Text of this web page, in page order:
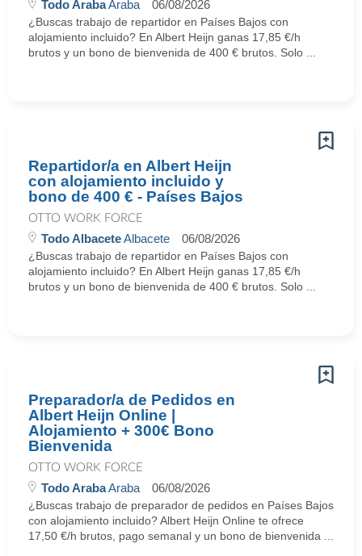
Todo ArabaAraba 06/08/2026
¿Buscas trabajo de repartidor en Países Bajos con
alojamiento incluido? En Albert Heijn ganas 17,85 €/h
brutos y un bono de bienvenida de 400 € brutos. Solo ...
Repartidor/a en Albert Heijn
con alojamiento incluido y
bono de 400 € - Países Bajos
OTTO WORK FORCE
Todo AlbaceteAlbacete 06/08/2026
¿Buscas trabajo de repartidor en Países Bajos con
alojamiento incluido? En Albert Heijn ganas 17,85 €/h
brutos y un bono de bienvenida de 400 € brutos. Solo ...
Preparador/a de Pedidos en
Albert Heijn Online |
Alojamiento + 300€ Bono
Bienvenida
OTTO WORK FORCE
Todo ArabaAraba 06/08/2026
¿Buscas trabajo de preparador de pedidos en Países Bajos
con alojamiento incluido? Albert Heijn Online te ofrece
17,50 €/h brutos, pago semanal y un bono de bienvenida ...